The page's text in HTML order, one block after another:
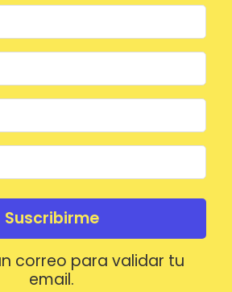
Suscribirme
correo para validar tu
email.
¡HOLA!